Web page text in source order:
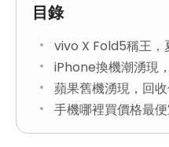
目錄
vivo X Fold5稱王，
iPhone換機潮湧現
蘋果舊機湧現，回
手機哪裡買價格最